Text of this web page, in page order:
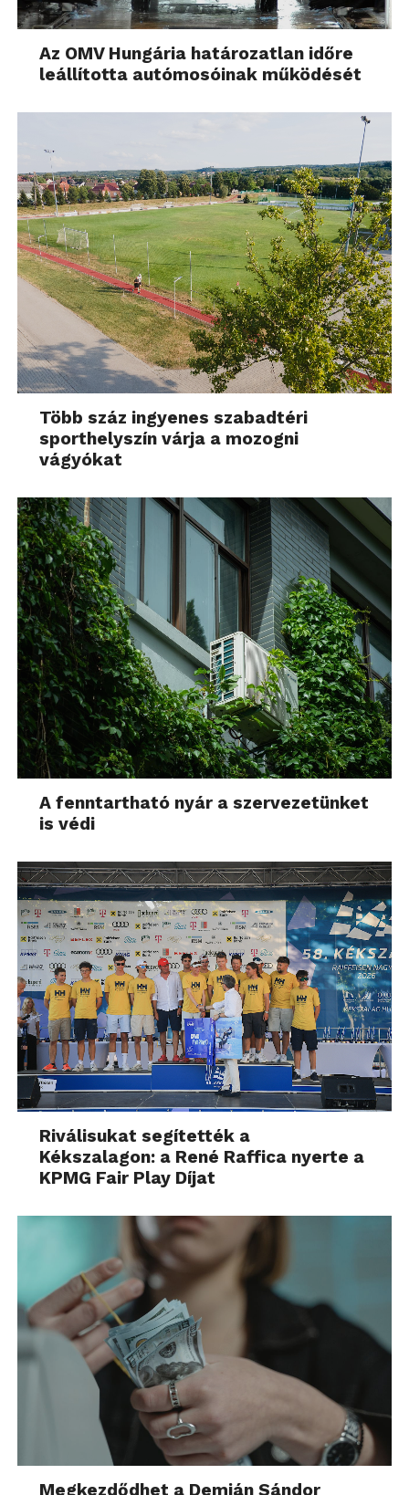
Az OMV Hungária határozatlan időre
leállította autómosóinak működését
Több száz ingyenes szabadtéri
sporthelyszín várja a mozogni
vágyókat
A fenntartható nyár a szervezetünket
is védi
Riválisukat segítették a
Kékszalagon: a René Raffica nyerte a
KPMG Fair Play Díjat
Megkezdődhet a Demján Sándor